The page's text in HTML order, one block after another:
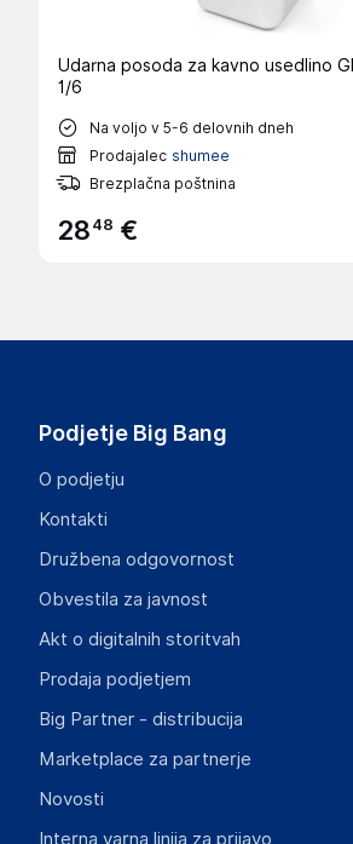
Udarna posoda za kavno usedlino
1/6
Na voljo v 5-6 delovnih dneh
Prodajalec shumee
Brezplačna poštnina
2848 €
Podjetje Big Bang
O podjetju
Kontakti
Družbena odgovornost
Obvestila za javnost
Akt o digitalnih storitvah
Prodaja podjetjem
Big Partner - distribucija
Marketplace za partnerje
Novosti
Interna varna linija za prijavo